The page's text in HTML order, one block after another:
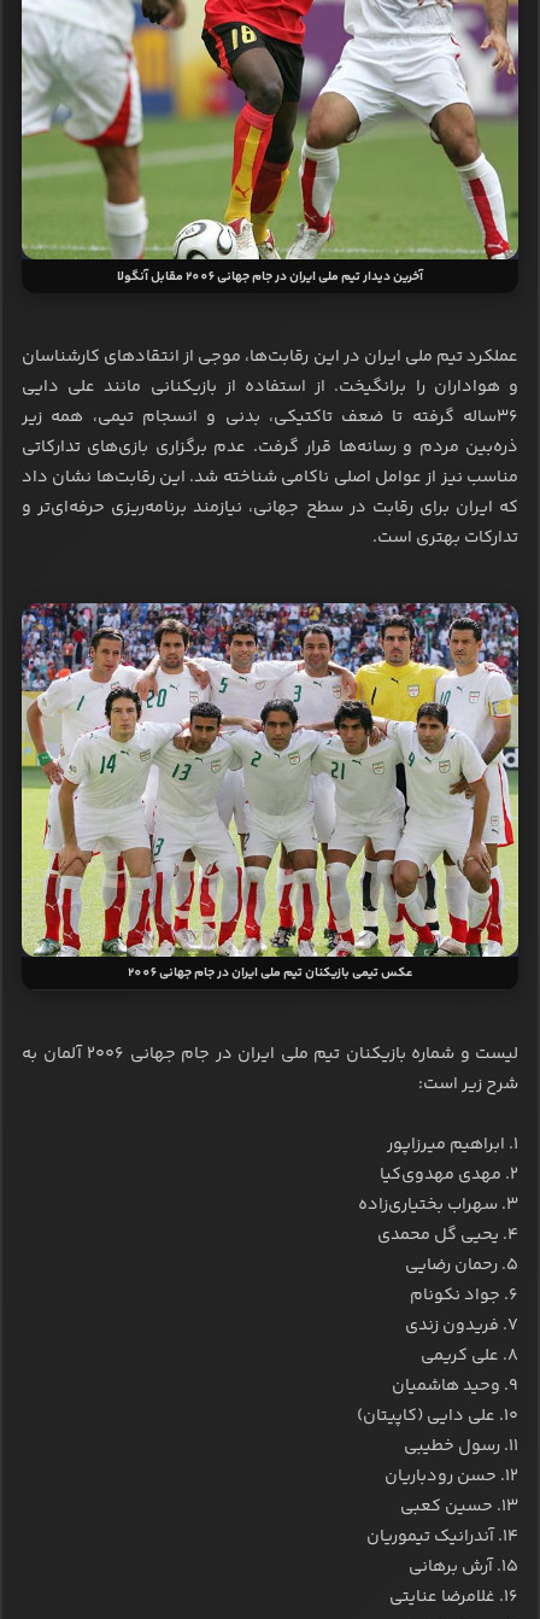
آخرین دیدار تیم ملی ایران در جام جهانی 2006 مقابل آنگولا
عملکرد تیم ملی ایران در این رقابت‌ها، موجی از انتقادهای کارشناسان
و هواداران را برانگیخت. از استفاده از بازیکنانی مانند علی دایی
۳۶ساله گرفته تا ضعف تاکتیکی، بدنی و انسجام تیمی، همه زیر
ذره‌بین مردم و رسانه‌ها قرار گرفت. عدم برگزاری بازی‌های تدارکاتی
مناسب نیز از عوامل اصلی ناکامی شناخته شد. این رقابت‌ها نشان داد
که ایران برای رقابت در سطح جهانی، نیازمند برنامه‌ریزی حرفه‌ای‌تر و
تدارکات بهتری است.
عکس تیمی بازیکنان تیم ملی ایران در جام جهانی 2006
لیست و شماره بازیکنان تیم ملی ایران در جام جهانی ۲۰۰۶ آلمان به
شرح زیر است:
۱. ابراهیم میرزاپور
۲. مهدی مهدوی‌کیا
۳. سهراب بختیاری‌زاده
۴. یحیی گل محمدی
۵. رحمان رضایی
۶. جواد نکونام
۷. فریدون زندی
۸. علی کریمی
۹. وحید هاشمیان
۱۰. علی دایی (کاپیتان)
۱۱. رسول خطیبی
۱۲. حسن رودباریان
۱۳. حسین کعبی
۱۴. آندرانیک تیموریان
۱۵. آرش برهانی
۱۶. غلامرضا عنایتی